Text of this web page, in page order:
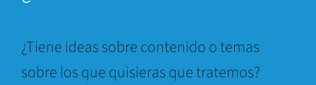
¿Tiene ideas sobre contenido o temas
sobre los que quisieras que tratemos?